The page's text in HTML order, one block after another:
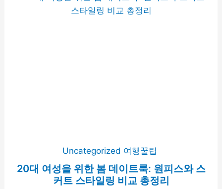
Uncategorized 여행꿀팁
20대 여성을 위한 봄 데이트룩: 원피스와 스
커트 스타일링 비교 총정리